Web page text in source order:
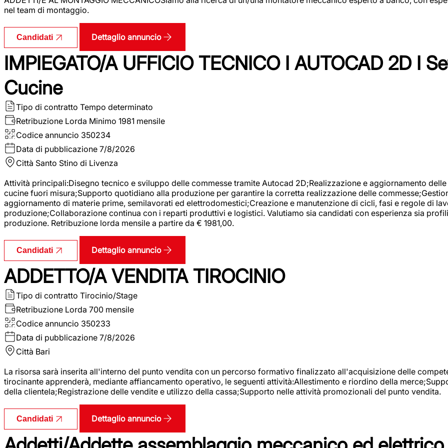
nel team di montaggio.
Candidati Dettaglio annuncio
IMPIEGATO/A UFFICIO TECNICO I AUTOCAD 2D I
Cucine
Tipo di contratto Tempo determinato
Retribuzione Lorda Minimo 1981 mensile
Codice annuncio 350234
Data di pubblicazione 7/8/2026
Città Santo Stino di Livenza
Attività principali:Disegno tecnico e sviluppo delle commesse tramite Autocad 2D;Realizzazione e aggiornamento
cucine fuori misura;Supporto quotidiano alla produzione per garantire la corretta realizzazione delle
aggiornamento di materie prime, semilavorati ed elettrodomestici;Creazione e manutenzione di cicli, fasi e regole di
produzione;Collaborazione continua con i reparti produttivi e logistici. Valutiamo sia candidati con esperienza sia
produzione. Retribuzione lorda mensile a partire da € 1981,00.
Candidati Dettaglio annuncio
ADDETTO/A VENDITA TIROCINIO
Tipo di contratto Tirocinio/Stage
Retribuzione Lorda 700 mensile
Codice annuncio 350233
Data di pubblicazione 7/8/2026
Città Bari
La risorsa sarà inserita all'interno del punto vendita con un percorso formativo finalizzato all'acquisizione delle
tirocinante apprenderà, mediante affiancamento operativo, le seguenti attività:Allestimento e riordino della
della clientela;Registrazione delle vendite e utilizzo della cassa;Supporto nelle attività promozionali del punto vendita.
Candidati Dettaglio annuncio